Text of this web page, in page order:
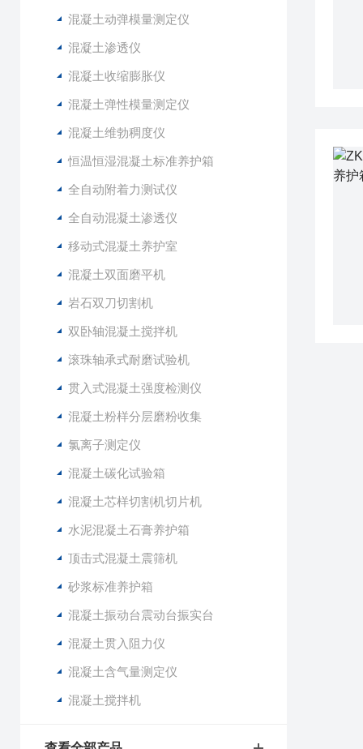
混凝土动弹模量测定仪
混凝土渗透仪
混凝土收缩膨胀仪
混凝土弹性模量测定仪
混凝土维勃稠度仪
恒温恒湿混凝土标准养护箱
全自动附着力测试仪
全自动混凝土渗透仪
移动式混凝土养护室
混凝土双面磨平机
岩石双刀切割机
双卧轴混凝土搅拌机
滚珠轴承式耐磨试验机
贯入式混凝土强度检测仪
混凝土粉样分层磨粉收集
氯离子测定仪
混凝土碳化试验箱
混凝土芯样切割机切片机
水泥混凝土石膏养护箱
顶击式混凝土震筛机
砂浆标准养护箱
混凝土振动台震动台振实台
混凝土贯入阻力仪
混凝土含气量测定仪
混凝土搅拌机